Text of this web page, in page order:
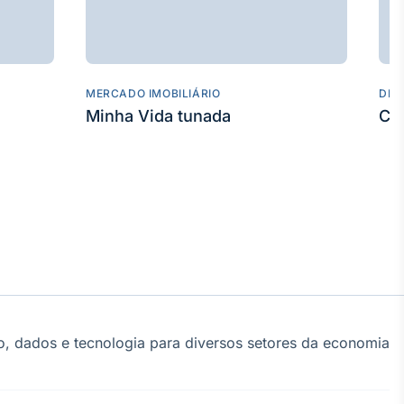
MERCADO IMOBILIÁRIO
Minha Vida tunada
dados e tecnologia para diversos setores da economia